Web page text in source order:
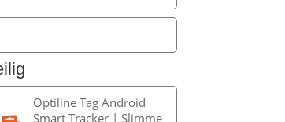
Optiline Tag Android
Smart Tracker | Slimme